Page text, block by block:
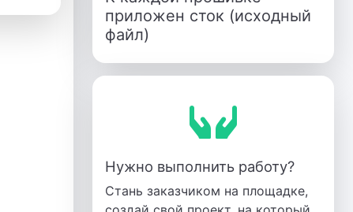
приложен сток (исходный
файл)
Нужно выполнить работу?
Стань заказчиком на площадке,